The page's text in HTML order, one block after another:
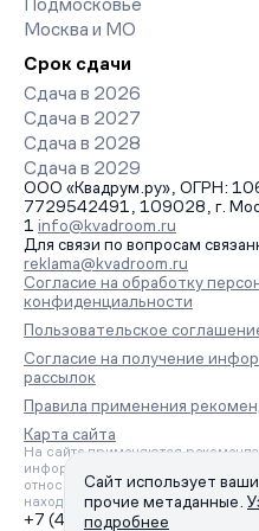
Подмосковье
Москва и МО
Срок сдачи
Сдача в 2026
Сдача в 2027
Сдача в 2028
Сдача в 2029
ООО «Квадрум.ру», ОГРН:
7729542491, 109028, г.
1 info@kvadroom.ru
Для связи по вопросам
reklama@kvadroom.ru
Согласие на обработку
конфиденциальности
Пользовательское
Согласие на получение
рассылок
Правила применения
Карта сайта
На сайте применяются
информации на основе сбора,
относящихся к предпочтениям
находящихся на территории
+7 (495) 157-88-80
Сайт использует ваши
прочие метаданные.
подробнее